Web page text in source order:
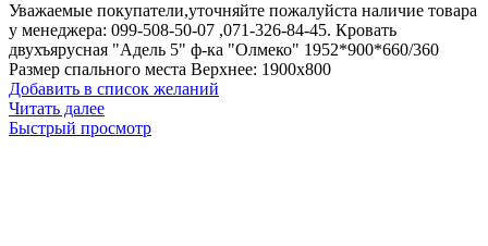
Уважаемые покупатели,уточняйте пожалуйста наличие товара
у менеджера: 099-508-50-07 ,071-326-84-45. Кровать
двухъярусная "Адель 5" ф-ка "Олмеко" 1952*900*660/360
Размер спального места Верхнее: 1900х800
Добавить в список желаний
Читать далее
Быстрый просмотр